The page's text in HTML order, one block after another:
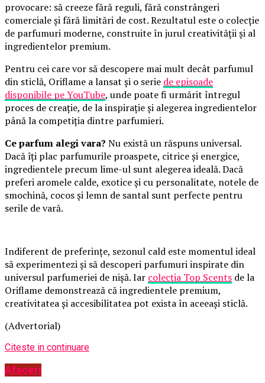
provocare: să creeze fără reguli, fără constrângeri
comerciale și fără limitări de cost. Rezultatul este o colecție
de parfumuri moderne, construite în jurul creativității și al
ingredientelor premium.
Pentru cei care vor să descopere mai mult decât parfumul
din sticlă, Oriflame a lansat și o serie de episoade
disponibile pe YouTube, unde poate fi urmărit întregul
proces de creație, de la inspirație și alegerea ingredientelor
până la competiția dintre parfumieri.
Ce parfum alegi vara? Nu există un răspuns universal.
Dacă îți plac parfumurile proaspete, citrice și energice,
ingredientele precum lime-ul sunt alegerea ideală. Dacă
preferi aromele calde, exotice și cu personalitate, notele de
smochină, cocos și lemn de santal sunt perfecte pentru
serile de vară.
Indiferent de preferințe, sezonul cald este momentul ideal
să experimentezi și să descoperi parfumuri inspirate din
universul parfumeriei de nișă. Iar colecția Top Scents de la
Oriflame demonstrează că ingredientele premium,
creativitatea și accesibilitatea pot exista în aceeași sticlă.
(Advertorial)
Citeste in continuare
Afaceri